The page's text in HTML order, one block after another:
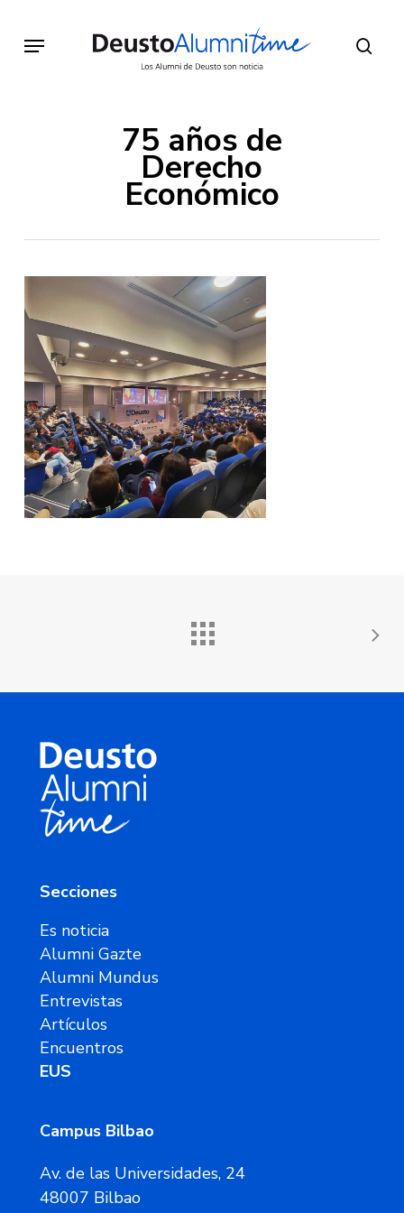
main
Menu
75 años de
Derecho
Económico
Secciones
Es noticia
Alumni Gazte
Alumni Mundus
Entrevistas
Artículos
Encuentros
EUS
Campus Bilbao
Av. de las Universidades, 24
48007 Bilbao